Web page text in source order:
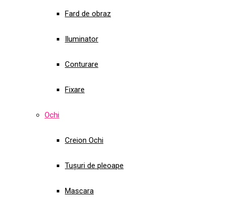
Fard de obraz
Iluminator
Conturare
Fixare
Ochi
Creion Ochi
Tușuri de pleoape
Mascara